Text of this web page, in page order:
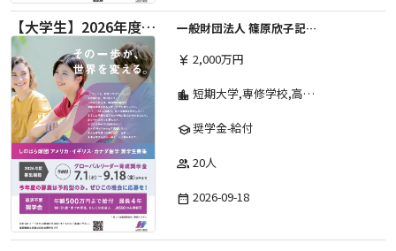
【大学生】2026年度 しのはら財団 アメリカ・イギリス・カナダ英語留学奨学金
一般財団法人 篠原欣子記念財団 (海外留学奨学金グループ)
currency_yen 2,000万円
location_city 短期大学,専修学校,高等専門学校,その他,高等学校,大学院,大学
school奨学金-給付
group 20人
date_range 2026-09-18